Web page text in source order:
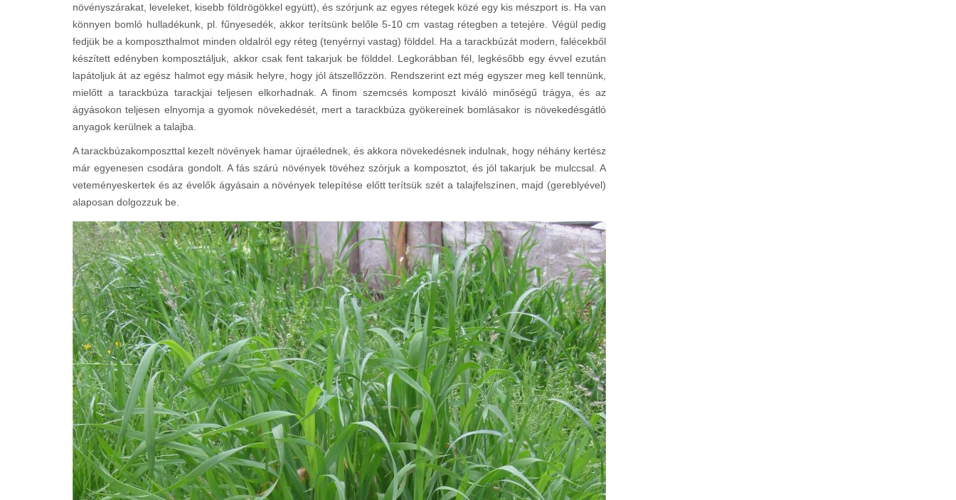
növényszárakat, leveleket, kisebb földrögökkel együtt), és szórjunk az egyes rétegek közé egy kis mészport is. Ha van
könnyen bomló hulladékunk, pl. fűnyesedék, akkor terítsünk belőle 5-10 cm vastag rétegben a tetejére. Végül pedig
fedjük be a komposzthalmot minden oldalról egy réteg (tenyérnyi vastag) földdel. Ha a tarackbúzát modern, falécekből
készített edényben komposztáljuk, akkor csak fent takarjuk be földdel. Legkorábban fél, legkésőbb egy évvel ezután
lapátoljuk át az egész halmot egy másik helyre, hogy jól átszellőzzön. Rendszerint ezt még egyszer meg kell tennünk,
mielőtt a tarackbúza tarackjai teljesen elkorhadnak. A finom szemcsés komposzt kiváló minőségű trágya, és az
ágyásokon teljesen elnyomja a gyomok növekedését, mert a tarackbúza gyökereinek bomlásakor is növekedésgátló
anyagok kerülnek a talajba.
A tarackbúzakomposzttal kezelt növények hamar újraélednek, és akkora növekedésnek indulnak, hogy néhány kertész
már egyenesen csodára gondolt. A fás szárú növények tövéhez szórjuk a komposztot, és jól takarjuk be mulccsal. A
veteményeskertek és az évelők ágyásain a növények telepítése előtt terítsük szét a talajfelszínen, majd (gereblyével)
alaposan dolgozzuk be.